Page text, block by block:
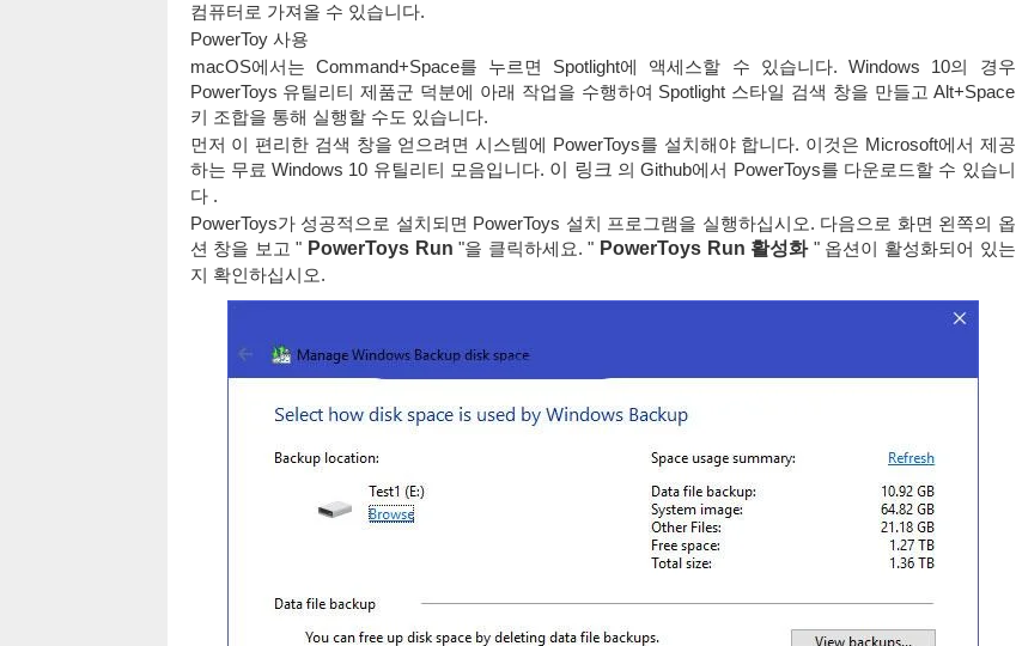
컴퓨터로 가져올 수 있습니다.
PowerToy 사용
macOS에서는 Command+Space를 누르면 Spotlight에 액세스할 수 있습니다. Windows 10의 경우
PowerToys 유틸리티 제품군 덕분에 아래 작업을 수행하여 Spotlight 스타일 검색 창을 만들고 Alt+Space
키 조합을 통해 실행할 수도 있습니다.
먼저 이 편리한 검색 창을 얻으려면 시스템에 PowerToys를 설치해야 합니다. 이것은 Microsoft에서 제공
하는 무료 Windows 10 유틸리티 모음입니다. 이 링크 의 Github에서 PowerToys를 다운로드할 수 있습니
다 .
PowerToys가 성공적으로 설치되면 PowerToys 설치 프로그램을 실행하십시오. 다음으로 화면 왼쪽의 옵
션 창을 보고 " PowerToys Run "을 클릭하세요. " PowerToys Run 활성화" 옵션이 활성화되어 있는
지 확인하십시오.